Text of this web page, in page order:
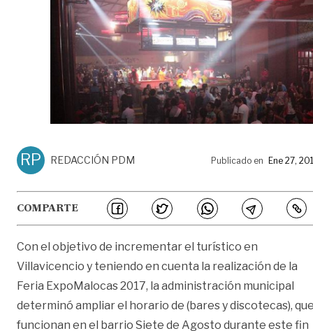
RP REDACCIÓN PDM Publicado en Ene 27,
COMPARTE
Con el objetivo de incrementar el turístico en
Villavicencio y teniendo en cuenta la realización de la
Feria ExpoMalocas 2017, la administración municipal
determinó ampliar el horario de (bares y discotecas),
funcionan en el barrio Siete de Agosto durante este fin